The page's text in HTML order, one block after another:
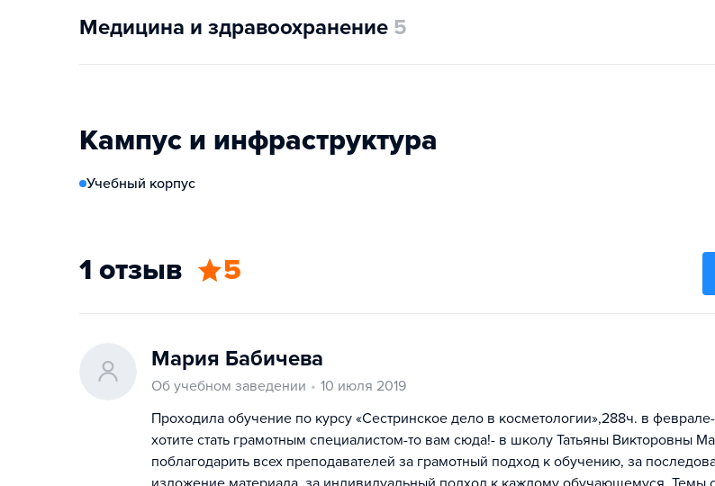
Медицина и здравоохранение 5
Кампус и инфраструктура
Учебный корпус
1 отзыв 5
Мария Бабичева
Об учебном заведении
10 июля 2019
Проходила обучение по курсу «Сестринское дело в косметологии»,288ч. в
хотите стать грамотным специалистом-то вам сюда!- в школу Татьяны Викторовны
поблагодарить всех преподавателей за грамотный подход к обучению, за